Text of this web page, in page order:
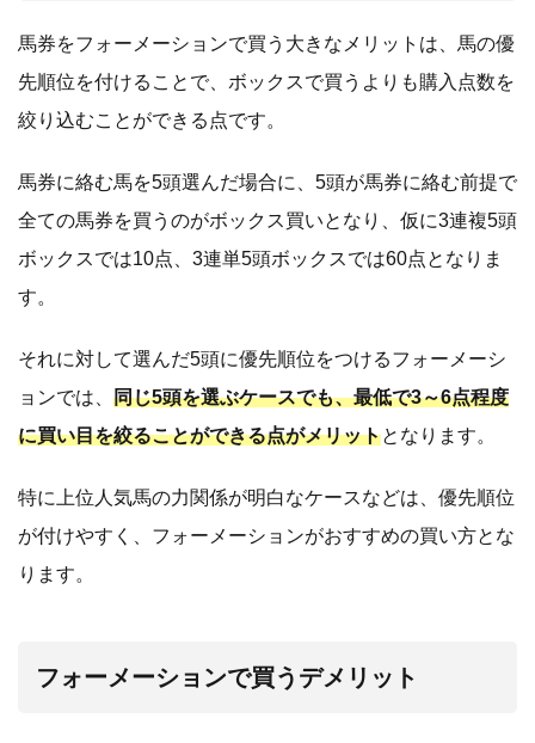
馬券をフォーメーションで買う大きなメリットは、馬の優
先順位を付けることで、ボックスで買うよりも購入点数を
絞り込むことができる点です。
馬券に絡む馬を5頭選んだ場合に、5頭が馬券に絡む前提で
全ての馬券を買うのがボックス買いとなり、仮に3連複5頭
ボックスでは10点、3連単5頭ボックスでは60点となりま
す。
それに対して選んだ5頭に優先順位をつけるフォーメーシ
ョンでは、 同じ5頭を選ぶケースでも、最低で3～6点程度
に買い目を絞ることができる点がメリットとなります。
特に上位人気馬の力関係が明白なケースなどは、優先順位
が付けやすく、フォーメーションがおすすめの買い方とな
ります。
フォーメーションで買うデメリット